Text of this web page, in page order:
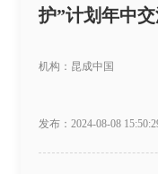
护”计划年中
机构：昆成中国
发布：2024-08-08